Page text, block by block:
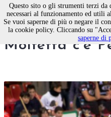
Domenica di
Molfetta c'è
Questo sito o gli strumenti terzi
necessari al funzionamento ed utili
Se vuoi saperne di più o negare il
la cookie policy. Cliccando su
saperne di